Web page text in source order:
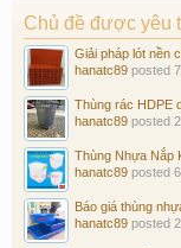
Chủ đề được yêu
Giải pháp lót nền
hanatc89 posted
Thùng rác HDPE
hanatc89 posted
Thùng Nhựa Nắp
hanatc89 posted
Báo giá thùng
hanatc89 posted